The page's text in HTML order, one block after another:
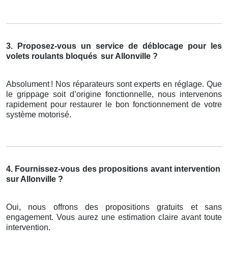
3. Proposez-vous un service de déblocage pour les
volets roulants bloqués sur Allonville ?
Absolument ! Nos réparateurs sont experts en réglage. Que
le grippage soit d’origine fonctionnelle, nous intervenons
rapidement pour restaurer le bon fonctionnement de votre
système motorisé.
4. Fournissez-vous des propositions avant intervention
sur Allonville ?
Oui, nous offrons des propositions gratuits et sans
engagement. Vous aurez une estimation claire avant toute
intervention.